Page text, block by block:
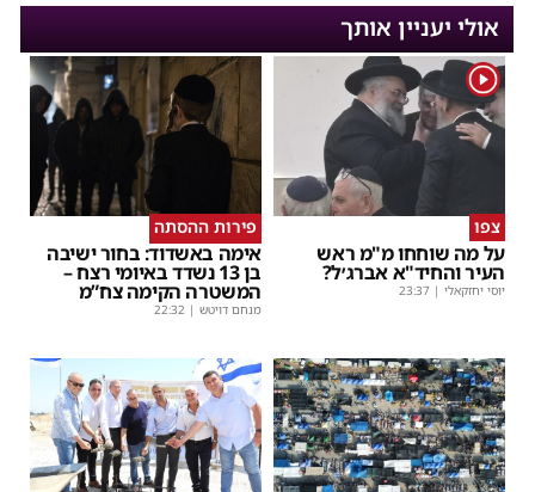
אולי יעניין אותך
1
צפו
על מה שוחחו מ"מ ראש
העיר והחיד"א אברג׳ל?
יוסי יחזקאלי |
23:37
פירות ההסתה
אימה באשדוד: בחור ישיבה
בן 13 נשדד באיומי רצח –
המשטרה הקימה צח”מ
מנחם דויטש |
22:32